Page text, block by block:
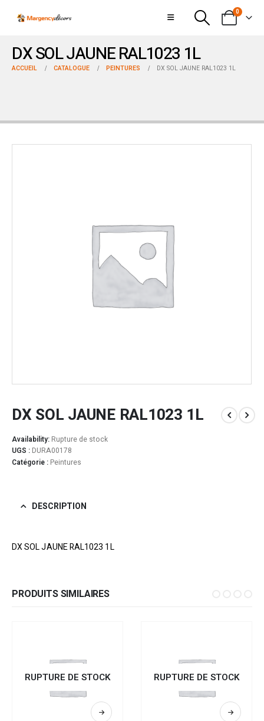
0
DX SOL JAUNE RAL1023 1L
ACCUEIL CATALOGUE PEINTURES DX SOL JAUNE RAL1023 1L
DX SOL JAUNE RAL1023 1L
Availability: Rupture de stock
UGS : DURA00178
Catégorie : Peintures
DESCRIPTION
DX SOL JAUNE RAL1023 1L
PRODUITS SIMILAIRES
RUPTURE DE STOCK RUPTURE DE STOCK